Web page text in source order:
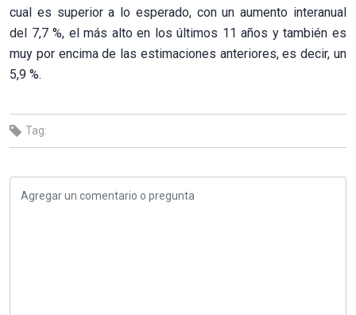
cual es superior a lo esperado, con un aumento interanual
del 7,7 %, el más alto en los últimos 11 años y también es
muy por encima de las estimaciones anteriores, es decir, un
5,9 %.
Tag: